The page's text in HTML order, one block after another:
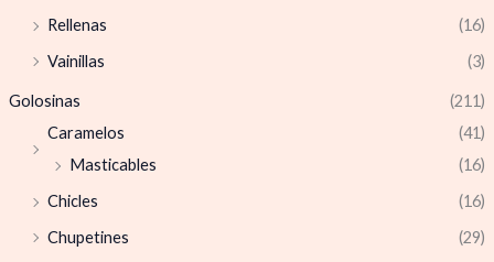
Rellenas
(16)
Vainillas
(3)
Golosinas
(211)
Caramelos
(41)
Masticables
(16)
Chicles
(16)
Chupetines
(29)